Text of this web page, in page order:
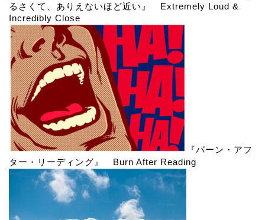
るさくて、ありえないほど近い』 Extremely Loud &
Incredibly Close
『バーン・アフ
ター・リーディング』 Burn After Reading